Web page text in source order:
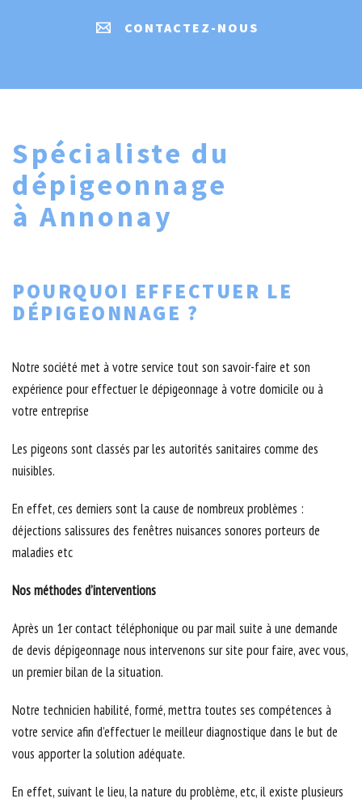
CONTACTEZ-NOUS
Spécialiste du
dépigeonnage
à Annonay
POURQUOI EFFECTUER LE
DÉPIGEONNAGE ?
Notre société met à votre service tout son savoir-faire et son
expérience pour effectuer le dépigeonnage à votre domicile ou à
votre entreprise
Les pigeons sont classés par les autorités sanitaires comme des
nuisibles.
En effet, ces derniers sont la cause de nombreux problèmes :
déjections salissures des fenêtres nuisances sonores porteurs de
maladies etc
Nos méthodes d’interventions
Après un 1er contact téléphonique ou par mail suite à une demande
de devis dépigeonnage nous intervenons sur site pour faire, avec vous,
un premier bilan de la situation.
Notre technicien habilité, formé, mettra toutes ses compétences à
votre service afin d’effectuer le meilleur diagnostique dans le but de
vous apporter la solution adéquate.
En effet, suivant le lieu, la nature du problème, etc, il existe plusieurs